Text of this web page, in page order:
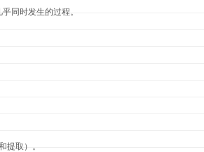
同时发生的过程。
提取）。